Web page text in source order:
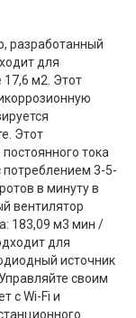
разработанный
для
м2. Этот
Этот
тока
потреблением 3-5-
в минуту в
вентилятор
183,09 м3 мин /
для
источник
своим
с Wi-Fi и